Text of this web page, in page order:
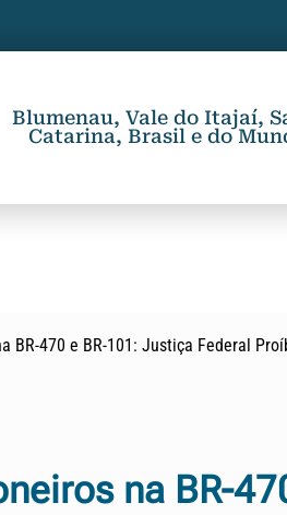
Blumenau, Vale do Itajaí,
Catarina, Brasil e do
BR-470 e BR-101: Justiça Federal
na BR-